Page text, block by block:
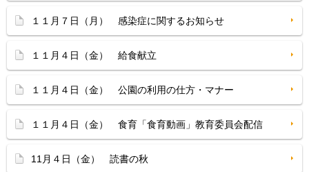
１１月７日（月） 感染症に関するお知らせ
１１月４日（金） 給食献立
１１月４日（金） 公園の利用の仕方・マナー
１１月４日（金） 食育「食育動画」教育委員会配信
11月４日（金） 読書の秋